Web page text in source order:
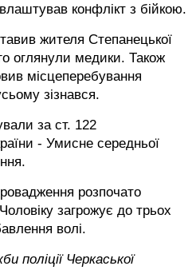
конфлікт з бійкою.
жителя Степанецької
оглянули медики. Також
місцеперебування
зізнався.
за ст. 122
- Умисне середньої
розпочато
загрожує до трьох
волі.
поліції Черкаської